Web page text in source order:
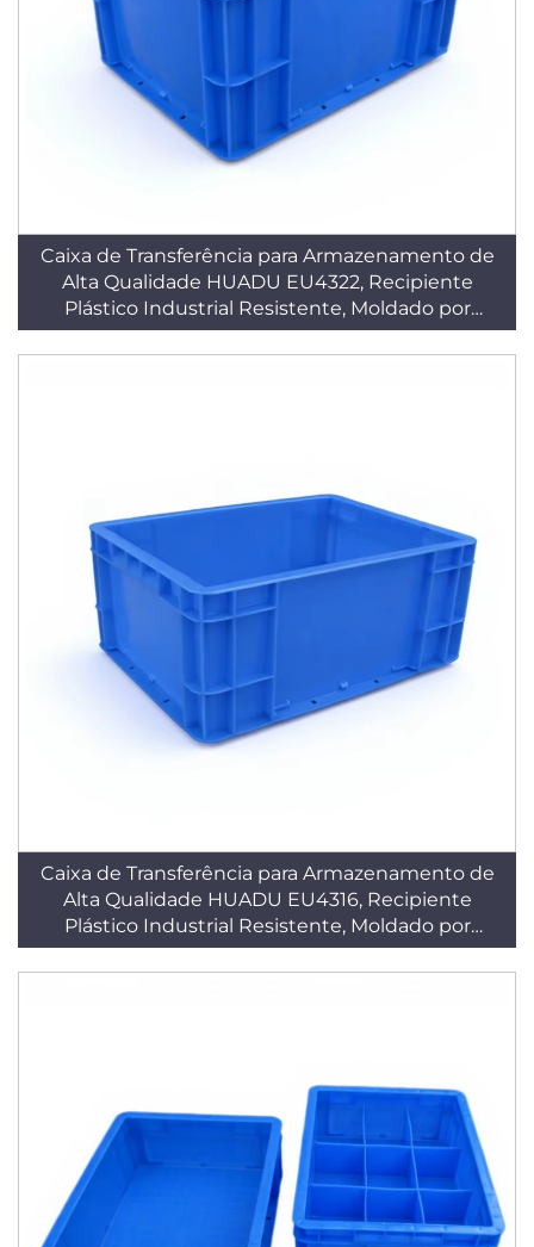
Caixa de Transferência para Armazenamento de
Alta Qualidade HUADU EU4322, Recipiente
Plástico Industrial Resistente, Moldado por
Injeção em PP
Caixa de Transferência para Armazenamento de
Alta Qualidade HUADU EU4316, Recipiente
Plástico Industrial Resistente, Moldado por
Injeção em PP